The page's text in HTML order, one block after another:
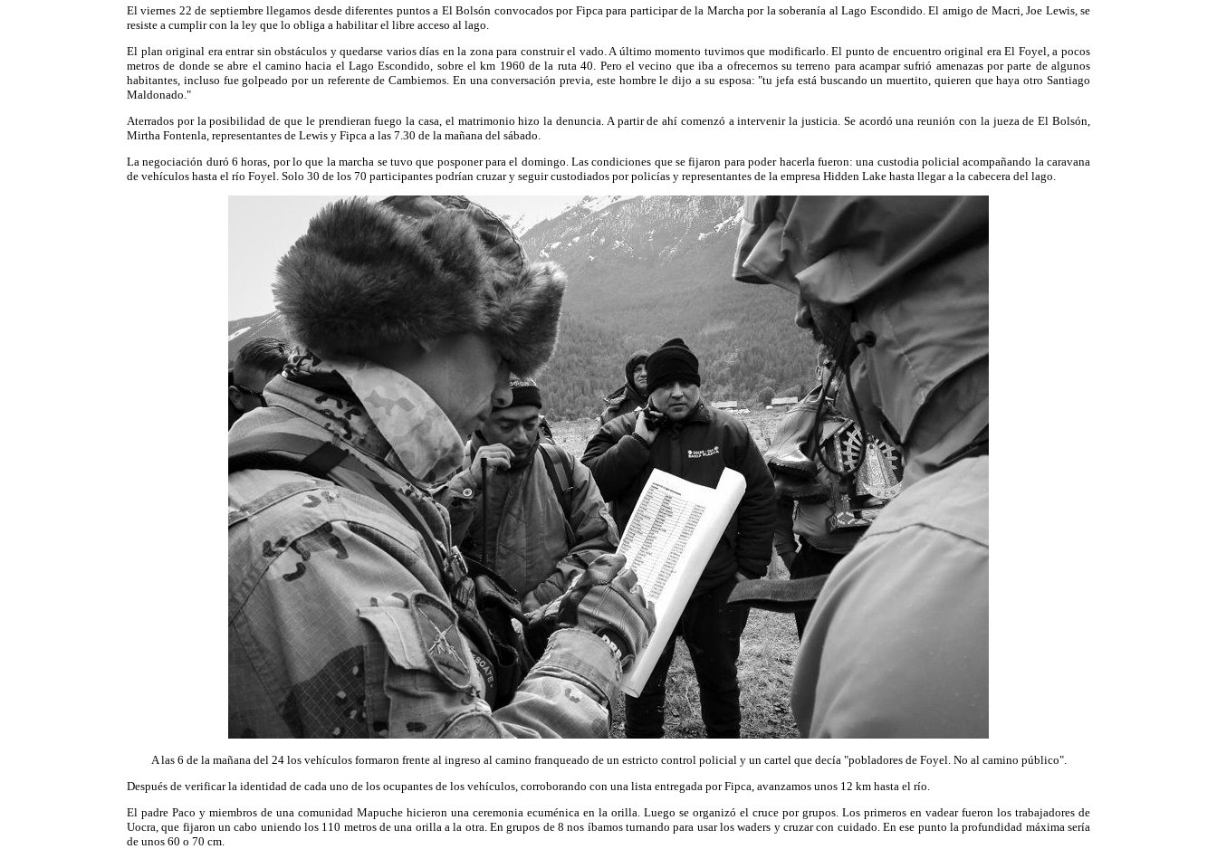
El viernes 22 de septiembre llegamos desde diferentes puntos a El Bolsón convocados por Fipca para participar de la Marcha por la soberanía al Lago Escondido. El amigo de Macri, Joe Lewis, se
resiste a cumplir con la ley que lo obliga a habilitar el libre acceso al lago.
El plan original era entrar sin obstáculos y quedarse varios días en la zona para construir el vado. A último momento tuvimos que modificarlo. El punto de encuentro original era El Foyel, a pocos
metros de donde se abre el camino hacia el Lago Escondido, sobre el km 1960 de la ruta 40. Pero el vecino que iba a ofrecernos su terreno para acampar sufrió amenazas por parte de algunos
habitantes, incluso fue golpeado por un referente de Cambiemos. En una conversación previa, este hombre le dijo a su esposa: "tu jefa está buscando un muertito, quieren que haya otro Santiago
Maldonado."
Aterrados por la posibilidad de que le prendieran fuego la casa, el matrimonio hizo la denuncia. A partir de ahí comenzó a intervenir la justicia. Se acordó una reunión con la jueza de El Bolsón,
Mirtha Fontenla, representantes de Lewis y Fipca a las 7.30 de la mañana del sábado.
La negociación duró 6 horas, por lo que la marcha se tuvo que posponer para el domingo. Las condiciones que se fijaron para poder hacerla fueron: una custodia policial acompañando la caravana
de vehículos hasta el río Foyel. Solo 30 de los 70 participantes podrían cruzar y seguir custodiados por policías y representantes de la empresa Hidden Lake hasta llegar a la cabecera del lago.
A las 6 de la mañana del 24 los vehículos formaron frente al ingreso al camino franqueado de un estricto control policial y un cartel que decía "pobladores de Foyel. No al camino público".
Después de verificar la identidad de cada uno de los ocupantes de los vehículos, corroborando con una lista entregada por Fipca, avanzamos unos 12 km hasta el río.
El padre Paco y miembros de una comunidad Mapuche hicieron una ceremonia ecuménica en la orilla. Luego se organizó el cruce por grupos. Los primeros en vadear fueron los trabajadores de
Uocra, que fijaron un cabo uniendo los 110 metros de una orilla a la otra. En grupos de 8 nos íbamos turnando para usar los waders y cruzar con cuidado. En ese punto la profundidad máxima sería
de unos 60 o 70 cm.